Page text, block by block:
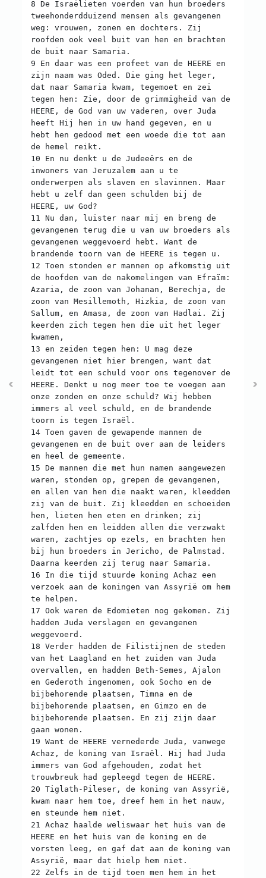
8 De Israëlieten voerden van hun broeders
tweehonderdduizend mensen als gevangenen
weg: vrouwen, zonen en dochters. Zij
roofden ook veel buit van hen en brachten
de buit naar Samaria.
9 En daar was een profeet van de HEERE en
zijn naam was Oded. Die ging het leger,
dat naar Samaria kwam, tegemoet en zei
tegen hen: Zie, door de grimmigheid van de
HEERE, de God van uw vaderen, over Juda
heeft Hij hen in uw hand gegeven, en u
hebt hen gedood met een woede die tot aan
de hemel reikt.
10 En nu denkt u de Judeeërs en de
inwoners van Jeruzalem aan u te
onderwerpen als slaven en slavinnen. Maar
hebt u zelf dan geen schulden bij de
HEERE, uw God?
11 Nu dan, luister naar mij en breng de
gevangenen terug die u van uw broeders als
gevangenen weggevoerd hebt. Want de
brandende toorn van de HEERE is tegen u.
12 Toen stonden er mannen op afkomstig uit
de hoofden van de nakomelingen van Efraïm:
Azaria, de zoon van Johanan, Berechja, de
zoon van Mesillemoth, Hizkia, de zoon van
Sallum, en Amasa, de zoon van Hadlai. Zij
keerden zich tegen hen die uit het leger
kwamen,
13 en zeiden tegen hen: U mag deze
gevangenen niet hier brengen, want dat
leidt tot een schuld voor ons tegenover de
HEERE. Denkt u nog meer toe te voegen aan
onze zonden en onze schuld? Wij hebben
immers al veel schuld, en de brandende
toorn is tegen Israël.
14 Toen gaven de gewapende mannen de
gevangenen en de buit over aan de leiders
en heel de gemeente.
15 De mannen die met hun namen aangewezen
waren, stonden op, grepen de gevangenen,
en allen van hen die naakt waren, kleedden
zij van de buit. Zij kleedden en schoeiden
hen, lieten hen eten en drinken; zij
zalfden hen en leidden allen die verzwakt
waren, zachtjes op ezels, en brachten hen
bij hun broeders in Jericho, de Palmstad.
Daarna keerden zij terug naar Samaria.
16 In die tijd stuurde koning Achaz een
verzoek aan de koningen van Assyrië om hem
te helpen.
17 Ook waren de Edomieten nog gekomen. Zij
hadden Juda verslagen en gevangenen
weggevoerd.
18 Verder hadden de Filistijnen de steden
van het Laagland en het zuiden van Juda
overvallen, en hadden Beth-Semes, Ajalon
en Gederoth ingenomen, ook Socho en de
bijbehorende plaatsen, Timna en de
bijbehorende plaatsen, en Gimzo en de
bijbehorende plaatsen. En zij zijn daar
gaan wonen.
19 Want de HEERE vernederde Juda, vanwege
Achaz, de koning van Israël. Hij had Juda
immers van God afgehouden, zodat het
trouwbreuk had gepleegd tegen de HEERE.
20 Tiglath-Pileser, de koning van Assyrië,
kwam naar hem toe, dreef hem in het nauw,
en steunde hem niet.
21 Achaz haalde weliswaar het huis van de
HEERE en het huis van de koning en de
vorsten leeg, en gaf dat aan de koning van
Assyrië, maar dat hielp hem niet.
22 Zelfs in de tijd toen men hem in het